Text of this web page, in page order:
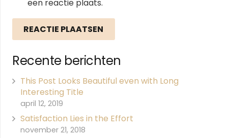
een reactie plaats.
REACTIE PLAATSEN
Recente berichten
This Post Looks Beautiful even with Long
Interesting Title
april 12, 2019
Satisfaction Lies in the Effort
november 21, 2018